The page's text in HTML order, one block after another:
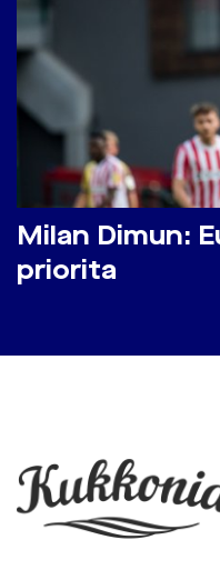
Milan Dimun:
priorita